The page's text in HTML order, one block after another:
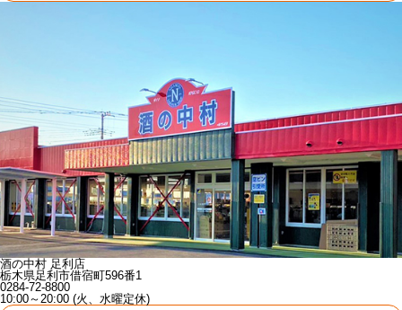
酒の中村 足利店
栃木県足利市借宿町596番1
0284-72-8800
10:00～20:00 (火、水曜定休)